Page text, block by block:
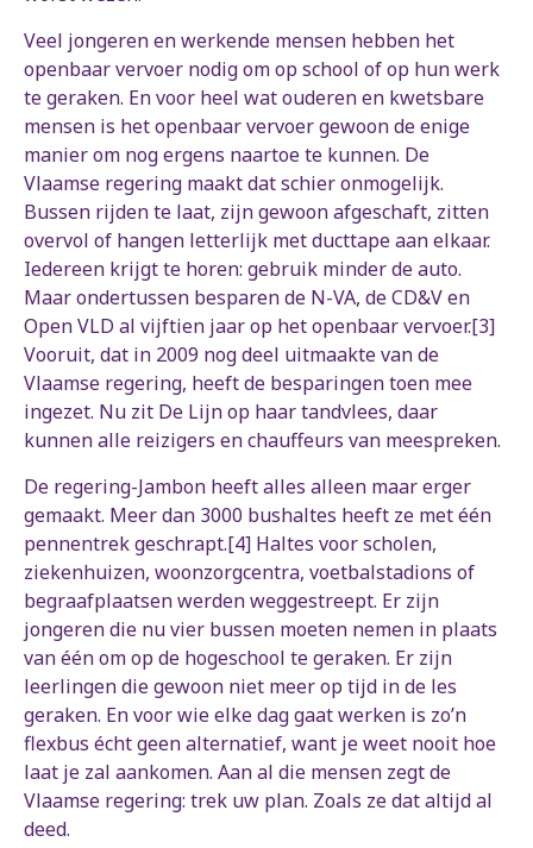
Veel jongeren en werkende mensen hebben het
openbaar vervoer nodig om op school of op hun werk
te geraken. En voor heel wat ouderen en kwetsbare
mensen is het openbaar vervoer gewoon de enige
manier om nog ergens naartoe te kunnen. De
Vlaamse regering maakt dat schier onmogelijk.
Bussen rijden te laat, zijn gewoon afgeschaft, zitten
overvol of hangen letterlijk met ducttape aan elkaar.
Iedereen krijgt te horen: gebruik minder de auto.
Maar ondertussen besparen de N-VA, de CD&V en
Open VLD al vijftien jaar op het openbaar vervoer.[3]
Vooruit, dat in 2009 nog deel uitmaakte van de
Vlaamse regering, heeft de besparingen toen mee
ingezet. Nu zit De Lijn op haar tandvlees, daar
kunnen alle reizigers en chauffeurs van meespreken.
De regering-Jambon heeft alles alleen maar erger
gemaakt. Meer dan 3000 bushaltes heeft ze met één
pennentrek geschrapt.[4] Haltes voor scholen,
ziekenhuizen, woonzorgcentra, voetbalstadions of
begraafplaatsen werden weggestreept. Er zijn
jongeren die nu vier bussen moeten nemen in plaats
van één om op de hogeschool te geraken. Er zijn
leerlingen die gewoon niet meer op tijd in de les
geraken. En voor wie elke dag gaat werken is zo’n
flexbus écht geen alternatief, want je weet nooit hoe
laat je zal aankomen. Aan al die mensen zegt de
Vlaamse regering: trek uw plan. Zoals ze dat altijd al
deed.